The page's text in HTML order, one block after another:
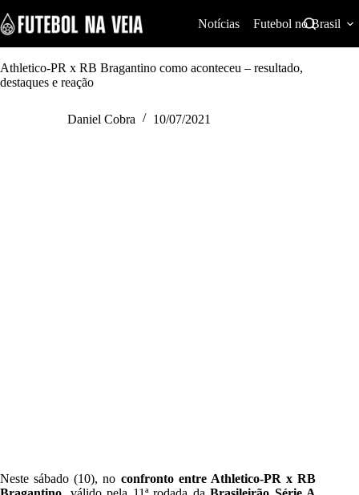
k
i
p
o
Notícias Futebol no Brasil
Athletico-PR x RB Bragantino como aconteceu – resultado,
destaques e reação
Daniel Cobra 10/07/2021
Neste sábado (10), no confronto entre Athletico-PR x RB